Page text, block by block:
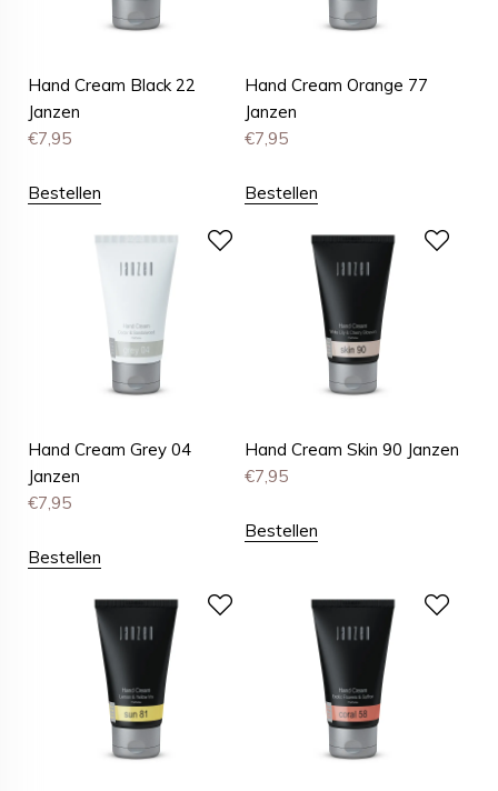
Hand Cream Black 22
Janzen
€7,95
Bestellen
Hand Cream Orange 77
Janzen
€7,95
Bestellen
Hand Cream Grey 04
Janzen
€7,95
Bestellen
Hand Cream Skin 90 Janzen
€7,95
Bestellen